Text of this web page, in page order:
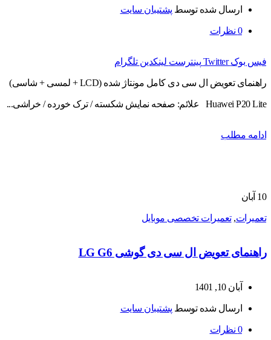
ارسال شده توسط پشتیبان سایت
0 نظرات
فیس بوک Twitter پینترست لینکدین تلگرام
راهنمای تعویض ال سی دی کامل مونتاژ شده (LCD + لمسی + شاسی)
Huawei P20 Lite علائم: صفحه نمایش شکسته / ترک خورده / خراشی...
ادامه مطلب
10 آبان
تعمیرات,تعمیرات تخصصی موبایل
راهنمای تعویض ال سی دی گوشی LG G6
آبان 10, 1401
ارسال شده توسط پشتیبان سایت
0 نظرات